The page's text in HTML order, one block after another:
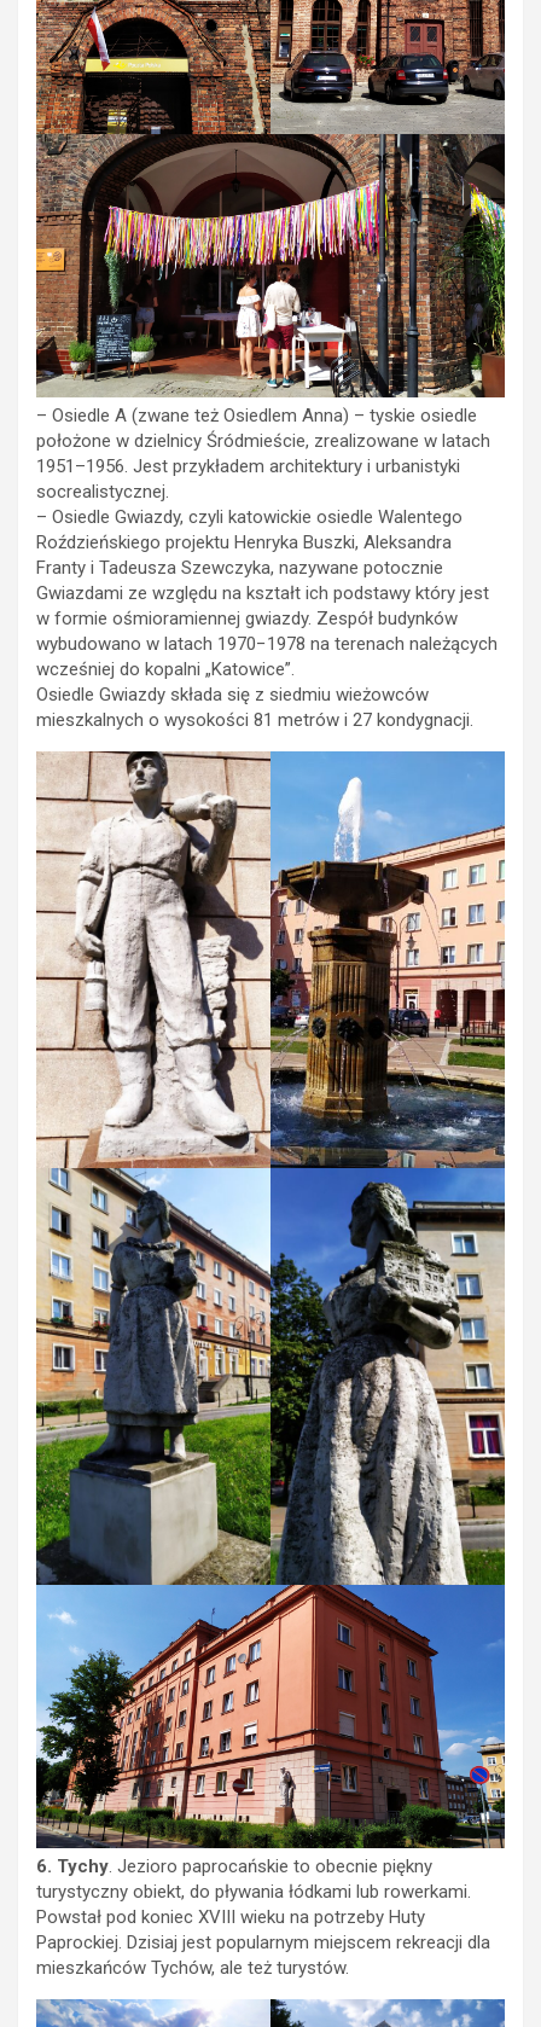
– Osiedle A (zwane też Osiedlem Anna) – tyskie osiedle
położone w dzielnicy Śródmieście, zrealizowane w latach
1951–1956. Jest przykładem architektury i urbanistyki
socrealistycznej.
– Osiedle Gwiazdy, czyli katowickie osiedle Walentego
Roździeńskiego projektu Henryka Buszki, Aleksandra
Franty i Tadeusza Szewczyka, nazywane potocznie
Gwiazdami ze względu na kształt ich podstawy który jest
w formie ośmioramiennej gwiazdy. Zespół budynków
wybudowano w latach 1970−1978 na terenach należących
wcześniej do kopalni „Katowice”.
Osiedle Gwiazdy składa się z siedmiu wieżowców
mieszkalnych o wysokości 81 metrów i 27 kondygnacji.
6. Tychy. Jezioro paprocańskie to obecnie piękny
turystyczny obiekt, do pływania łódkami lub rowerkami.
Powstał pod koniec XVIII wieku na potrzeby Huty
Paprockiej. Dzisiaj jest popularnym miejscem rekreacji dla
mieszkańców Tychów, ale też turystów.